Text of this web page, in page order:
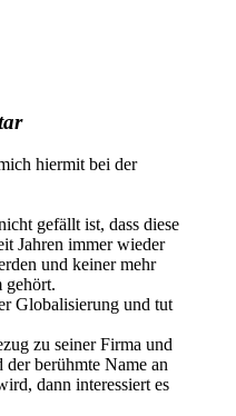
hiermit bei der
gefällt ist, dass diese
Jahren immer wieder
und keiner mehr
Globalisierung und tut
zu seiner Firma und
berühmte Name an
dann interessiert es